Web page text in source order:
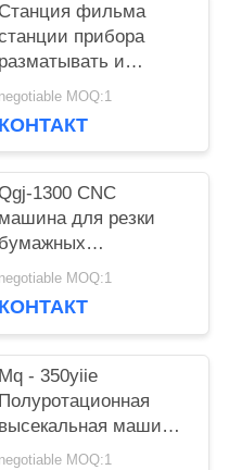
Станция фильма
прибора
разматывать и
перематывать
HBRY-W нон-стоп
negotiable MOQ:1
КОНТАКТ
1300 CNC
машина для резки
бумажных
пластиковых труб
negotiable MOQ:1
КОНТАКТ
Mq - 350yiie
Полуротационная
высекальная машина
с продольной резкой
negotiable MOQ:1